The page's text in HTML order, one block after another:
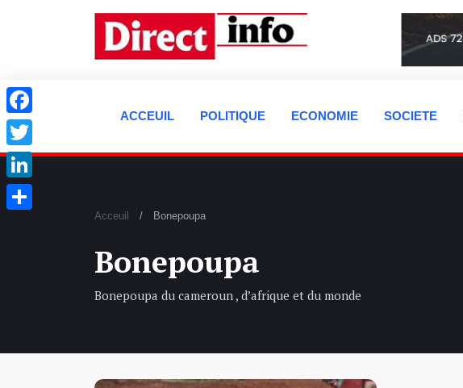
ACCEUIL POLITIQUE ECONOMIE SOCIETE
Acceuil Bonepoupa
Bonepoupa
Bonepoupa du cameroun , d’afrique et du monde
Facebook
Twitter
LinkedIn